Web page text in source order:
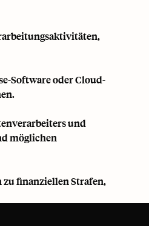
Software oder Cloud-
und
möglichen
zu finanziellen Strafen,